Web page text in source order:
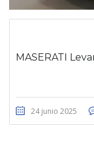
MASERATI
24 junio 2025